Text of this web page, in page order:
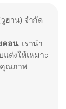
ฮาน) จํากัด
คอน, เรานํา
ต่งให้เหมาะ
คุณภาพ